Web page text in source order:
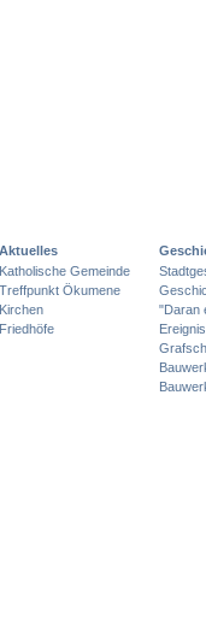
Aktuelles
Katholische Gemeinde
Treffpunkt Ökumene
Kirchen
Friedhöfe
"Daran